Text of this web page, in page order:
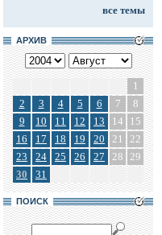
все темы
АРХИВ
1
2
3 4 5 6 7
8
9
10 11 12 13 14
15
16
17 18 19 20 21
22
23
24 25 26 27 28 29
30
31
ПОИСК